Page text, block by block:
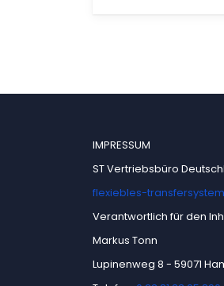
IMPRESSUM
ST Vertriebsbüro
flexiebles-
Verantwortlich für den
Markus Tonn
Lupinenweg 8 - 59071